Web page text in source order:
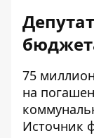
75
на
Источник